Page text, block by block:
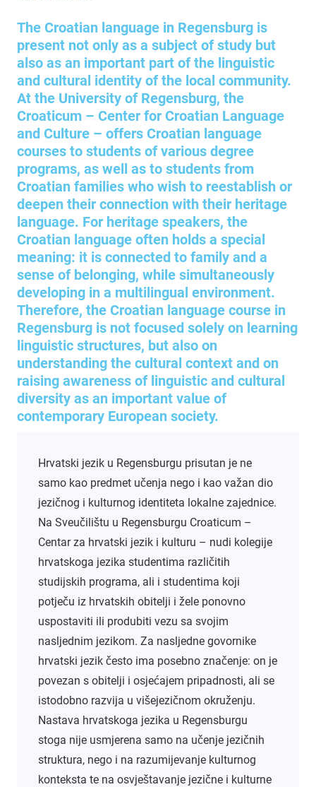
The Croatian language in Regensburg is
present not only as a subject of study but
also as an important part of the linguistic
and cultural identity of the local community.
At the University of Regensburg, the
Croaticum – Center for Croatian Language
and Culture – offers Croatian language
courses to students of various degree
programs, as well as to students from
Croatian families who wish to reestablish or
deepen their connection with their heritage
language. For heritage speakers, the
Croatian language often holds a special
meaning: it is connected to family and a
sense of belonging, while simultaneously
developing in a multilingual environment.
Therefore, the Croatian language course in
Regensburg is not focused solely on learning
linguistic structures, but also on
understanding the cultural context and on
raising awareness of linguistic and cultural
diversity as an important value of
contemporary European society.
Hrvatski jezik u Regensburgu prisutan je ne
samo kao predmet učenja nego i kao važan dio
jezičnog i kulturnog identiteta lokalne zajednice.
Na Sveučilištu u Regensburgu Croaticum –
Centar za hrvatski jezik i kulturu – nudi kolegije
hrvatskoga jezika studentima različitih
studijskih programa, ali i studentima koji
potječu iz hrvatskih obitelji i žele ponovno
uspostaviti ili produbiti vezu sa svojim
nasljednim jezikom. Za nasljedne govornike
hrvatski jezik često ima posebno značenje: on je
povezan s obitelji i osjećajem pripadnosti, ali se
istodobno razvija u višejezičnom okruženju.
Nastava hrvatskoga jezika u Regensburgu
stoga nije usmjerena samo na učenje jezičnih
struktura, nego i na razumijevanje kulturnog
konteksta te na osvještavanje jezične i kulturne